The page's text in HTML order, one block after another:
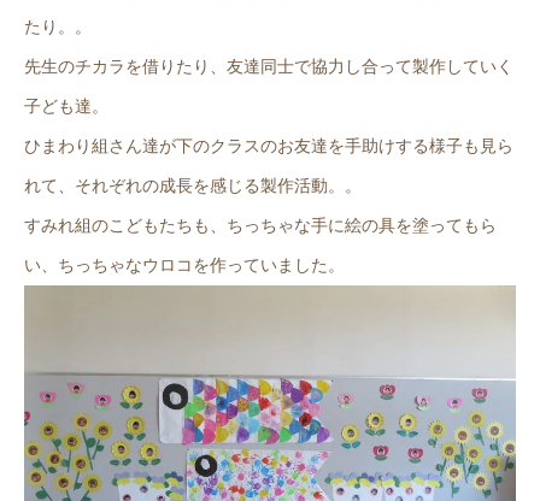
たり。。
先生のチカラを借りたり、友達同士で協力し合って製作していく
子ども達。
ひまわり組さん達が下のクラスのお友達を手助けする様子も見ら
れて、それぞれの成長を感じる製作活動。。
すみれ組のこどもたちも、ちっちゃな手に絵の具を塗ってもら
い、ちっちゃなウロコを作っていました。